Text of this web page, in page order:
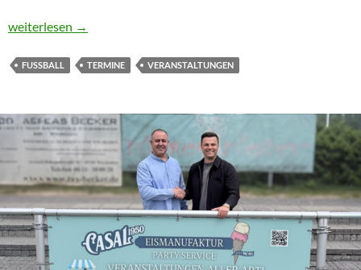
FC34 verabschiedet Bundesliga-Schiedsrichter Tobias Welz
weiterlesen →
FUSSBALL TERMINE VERANSTALTUNGEN